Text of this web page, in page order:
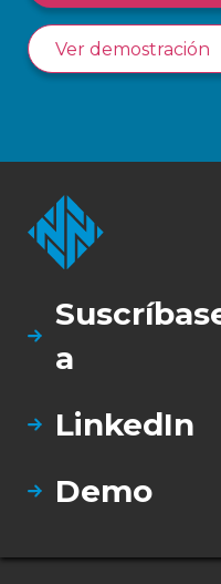
Ver demostración
a
LinkedIn
Demo